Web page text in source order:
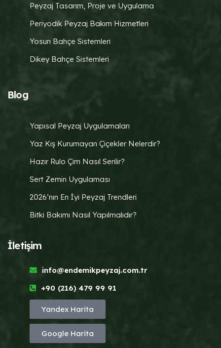
Peyzaj Tasarım, Proje ve Uygulama
Periyodik Peyzaj Bakım Hizmetleri
Yosun Bahçe Sistemleri
Dikey Bahçe Sistemleri
Blog
Yapısal Peyzaj Uygulamaları
Yaz Kış Kurumayan Çiçekler Nelerdir?
Hazır Rulo Çim Nasıl Serilir?
Sert Zemin Uygulaması
2026’nın En İyi Peyzaj Trendleri
Bitki Bakımı Nasıl Yapılmalıdır?
İletişim
info@endemikpeyzaj.com.tr
+90 (216) 479 99 91
Yandex Harita
Google Harita